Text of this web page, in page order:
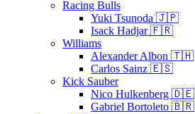
Racing Bulls
Yuki Tsunoda 🇯🇵
Isack Hadjar 🇫🇷
Williams
Alexander Albon 🇹🇭
Carlos Sainz 🇪🇸
Kick Sauber
Nico Hulkenberg 🇩🇪
Gabriel Bortoleto 🇧🇷